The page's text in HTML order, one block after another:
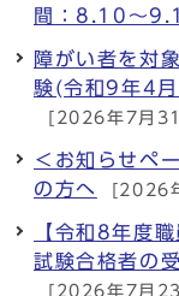
間：8.10～
障がい者を対
験(令和9年4
[2026年7月31
＜お知らせペ
の方へ
[2026
【令和8年度
試験合格者の
[2026年7月23